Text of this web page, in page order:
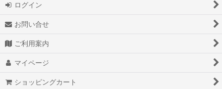
ログイン
お問い合せ
ご利用案内
マイページ
ショッピングカート